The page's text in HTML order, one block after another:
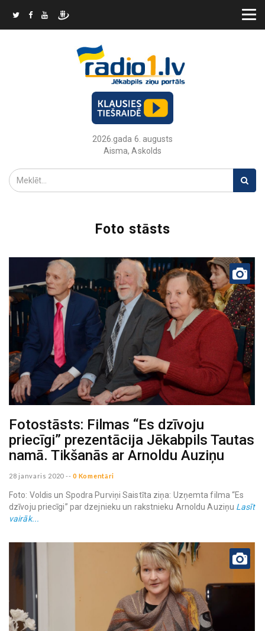
2026.gada 6. augusts
Aisma, Askolds
Foto stāsts
Fotostāsts: Filmas “Es dzīvoju
priecīgi” prezentācija Jēkabpils Tautas
namā. Tikšanās ar Arnoldu Auziņu
28 janvaris 2020 -- 0 Komentāri
Foto: Voldis un Spodra Purviņi Saistīta ziņa: Uzņemta filma “Es
dzīvoju priecīgi” par dzejnieku un rakstnieku Arnoldu Auziņu Lasīt
vairāk...